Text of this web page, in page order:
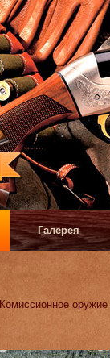
Галерея
Комиссионное оружие